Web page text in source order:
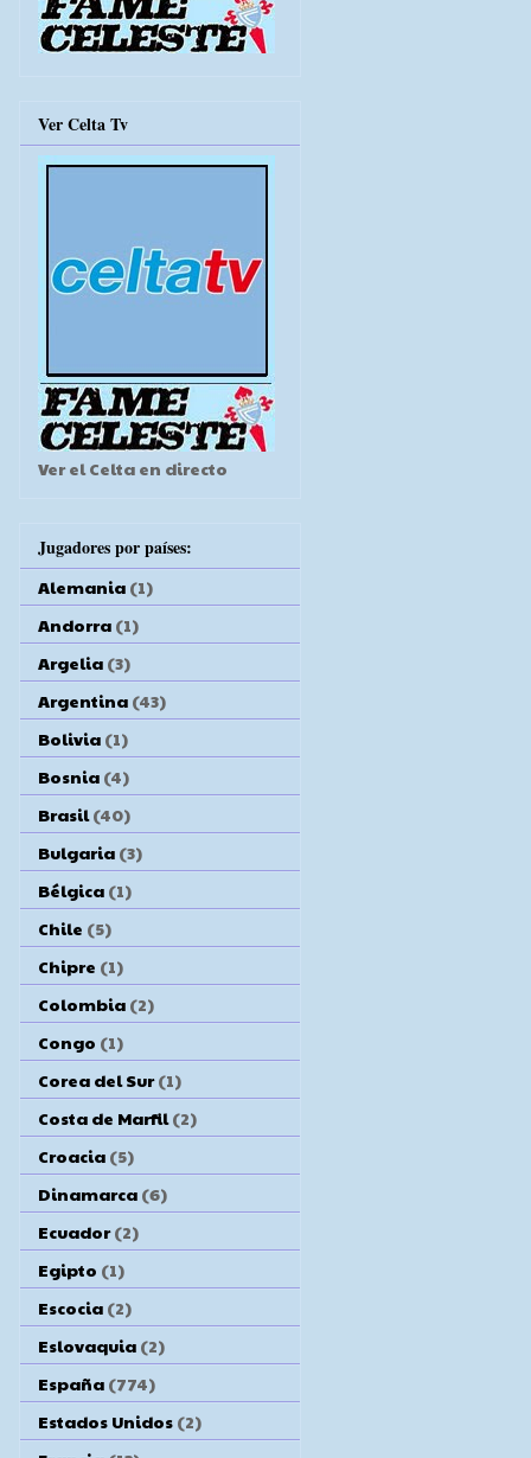
Ver Celta Tv
Ver el Celta en directo
Jugadores por países:
Alemania (1)
Andorra (1)
Argelia (3)
Argentina (43)
Bolivia (1)
Bosnia (4)
Brasil (40)
Bulgaria (3)
Bélgica (1)
Chile (5)
Chipre (1)
Colombia (2)
Congo (1)
Corea del Sur (1)
Costa de Marfil (2)
Croacia (5)
Dinamarca (6)
Ecuador (2)
Egipto (1)
Escocia (2)
Eslovaquia (2)
España (774)
Estados Unidos (2)